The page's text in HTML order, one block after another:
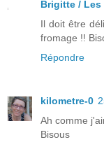
Brigitte /
Il doit être
fromage !!
Répondre
kilometre-0
Ah comme
Bisous